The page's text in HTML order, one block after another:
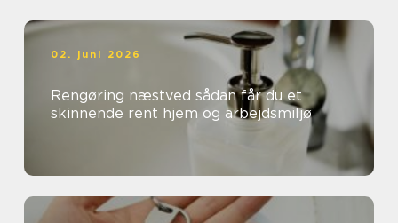
02. juni 2026
Rengøring næstved sådan får du et
skinnende rent hjem og arbejdsmiljø